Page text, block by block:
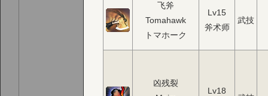
飞斧
Tomahawk
トマホーク
Lv15
斧术师
武技
凶残裂
Lv18